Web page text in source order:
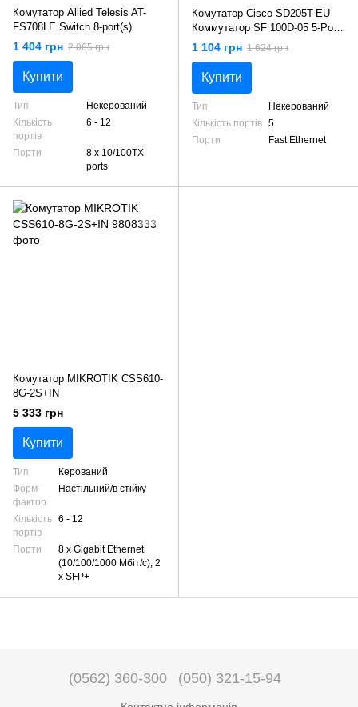
Комутатор Allied Telesis AT-
FS708LE Switch 8-port(s)
1 404 грн 2 065 грн
Купити
Тип
Некерований
Кількість
портів
6 - 12
Порти
8 х 10/100TX
ports
Комутатор Cisco SD205T-EU
Коммутатор SF 100D-05 5-Port
10/100 Switch
1 104 грн 1 624 грн
Купити
Тип
Некерований
Кількість портів 5
Порти
Fast Ethernet
Комутатор MIKROTIK CSS610-
8G-2S+IN
5 333 грн
Купити
Тип
Керований
Форм-
фактор
Настільний/в стійку
Кількість
портів
6 - 12
Порти
8 x Gigabit Ethernet
(10/100/1000 Мбіт/с), 2
x SFP+
(0562) 360-300 (050) 321-15-94